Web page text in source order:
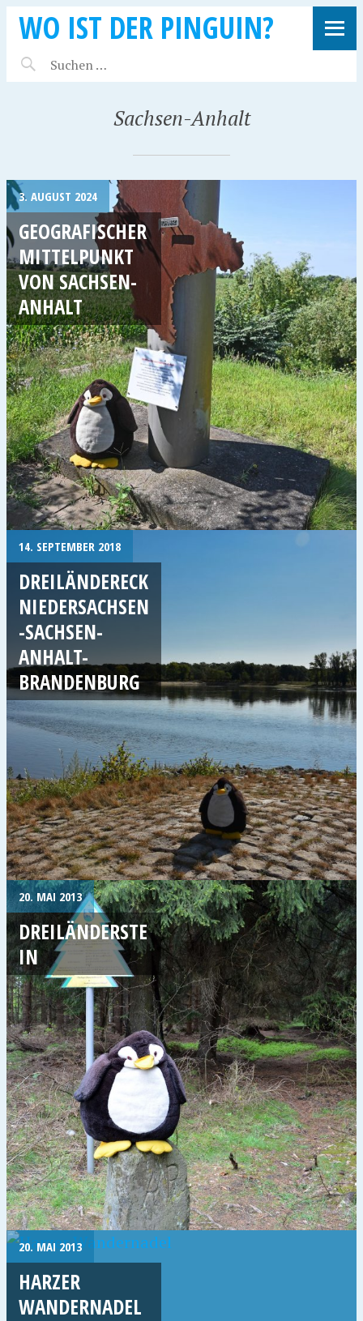
WO IST DER PINGUIN?
Sachsen-Anhalt
3. AUGUST 2024
GEOGRAFISCHER
MITTELPUNKT
VON SACHSEN-
ANHALT
14. SEPTEMBER 2018
DREILÄNDERECK
NIEDERSACHSEN
-SACHSEN-
ANHALT-
BRANDENBURG
20. MAI 2013
DREILÄNDERSTE
IN
20. MAI 2013
HARZER
WANDERNADEL